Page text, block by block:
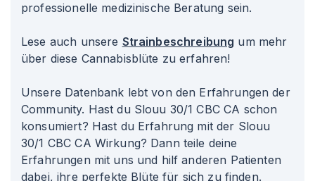
professionelle medizinische Beratung sein.
Lese auch unsere Strainbeschreibung um mehr
über diese Cannabisblüte zu erfahren!
Unsere Datenbank lebt von den Erfahrungen der
Community. Hast du Slouu 30/1 CBC CA schon
konsumiert? Hast du Erfahrung mit der Slouu
30/1 CBC CA Wirkung? Dann teile deine
Erfahrungen mit uns und hilf anderen Patienten
dabei, ihre perfekte Blüte für sich zu finden.